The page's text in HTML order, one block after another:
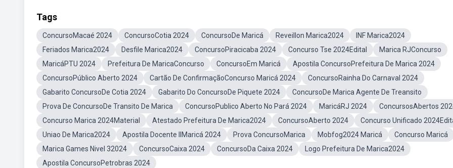
Tags
ConcursoMacaé 2024 ConcursoCotia 2024 ConcursoDe Maricá Reveillon Marica2024
INF Marica2024
Feriados Marica2024
Desfile Marica2024 ConcursoPiracicaba 2024 Concurso Tse 2024Edital
Marica RJConcurso
MaricáPTU 2024
Prefeitura De MaricaConcurso ConcursoEm Maricá
Apostila ConcursoPrefeitura De Marica 2024
ConcursoPúblico Aberto 2024
Cartão De ConfirmaçãoConcurso Maricá 2024
ConcursoRainha Do Carnaval 2024
Gabarito ConcursoDe Cotia 2024
Gabarito Do ConcursoDe Piquete 2024
ConcursoDe Marica Agente De Treansito
Prova De ConcursoDe Transito De Marica
ConcursoPublico Aberto No Pará 2024 MaricáRJ 2024
ConcursosAbertos
Concurso Marica 2024Material
Atestado Prefeitura De Marica2024 ConcursoAberto 2024
Concurso Unificado
Uniao De Marica2024
Apostila Docente IIMaricá 2024 Prova ConcursoMarica Mobfog2024 Maricá
Concurso Maricá
Marica Games Nivel 32024
ConcursoCaixa 2024 ConcursoDa Caixa 2024
Logo Prefeitura De Marica2024
Apostila ConcursoPetrobras 2024